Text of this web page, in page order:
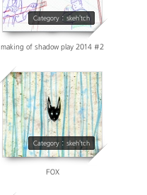
Category : skeh'tch
making of shadow play 2014 #2
Category : skeh'tch
5145
FOX